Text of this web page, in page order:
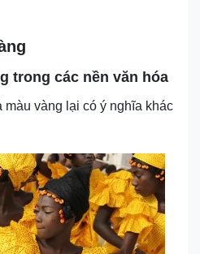
trong các nền văn hóa
vàng lại có ý nghĩa khác